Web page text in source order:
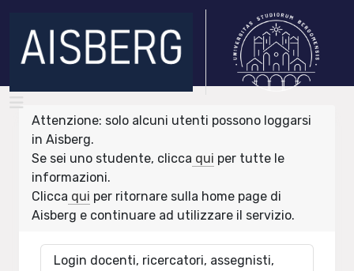
Attenzione: solo alcuni utenti possono loggarsi
in Aisberg.
Se sei uno studente, clicca qui per tutte le
informazioni.
Clicca qui per ritornare sulla home page di
Aisberg e continuare ad utilizzare il servizio.
Login docenti, ricercatori, assegnisti,